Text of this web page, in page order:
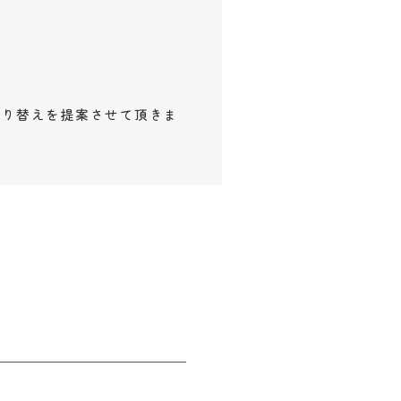
替えを提案させて頂きま